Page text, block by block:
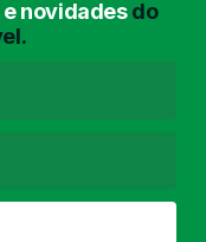
novidadesdo
Matrículas